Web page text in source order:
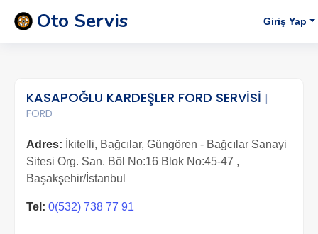
Oto Servis Giriş Yap
KASAPOĞLU KARDEŞLER FORD SERVİSİ |
FORD
Adres: İkitelli, Bağcılar, Güngören - Bağcılar Sanayi
Sitesi Org. San. Böl No:16 Blok No:45-47 ,
Başakşehir/İstanbul
Tel: 0(532) 738 77 91